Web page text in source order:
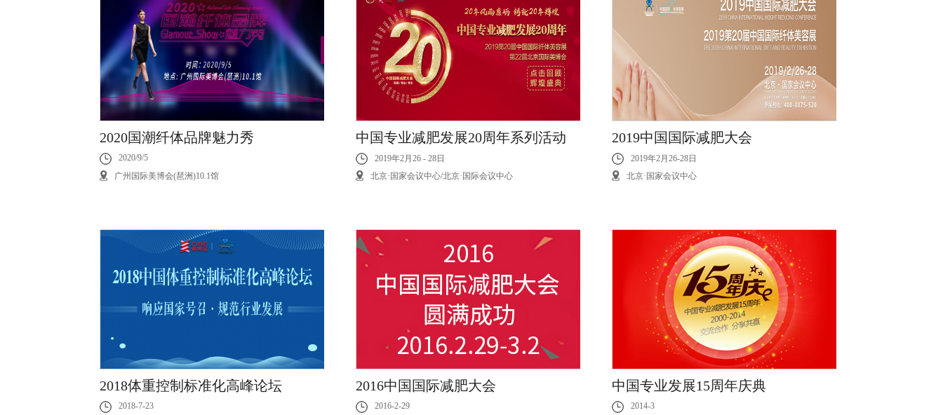
2020国潮纤体品牌魅力秀
2020/9/5
广州国际美博会(琶洲)10.1馆
中国专业减肥发展20周年系列活动
2019年2月26 - 28日
北京·国家会议中心/北京·国际会议中心
2019中国国际减肥大会
2019年2月26-28日
北京·国家会议中心
2018体重控制标准化高峰论坛
2018-7-23
2016中国国际减肥大会
2016-2-29
中国专业发展15周年庆典
2014-3